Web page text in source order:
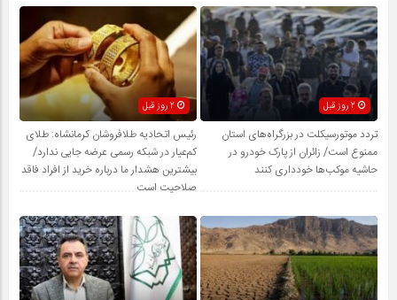
2 روز قبل
تردد موتورسیکلت در بزرگراه‌های استان
ممنوع است/ زائران از پارک خودرو در
حاشیه موکب‌ها خودداری کنند
رئیس اتحادیه طلافروشان کرمانشاه: طلای
کم‌عیار در شبکه رسمی عرضه جایی ندارد/
بیشترین هشدار ما درباره خرید از افراد فاقد
صلاحیت است